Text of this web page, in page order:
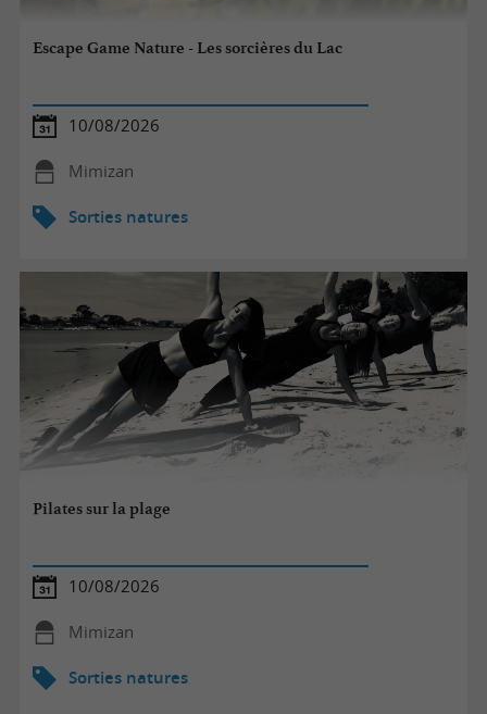
Escape Game Nature - Les sorcières du Lac
10/08/2026
Mimizan
Sorties natures
Pilates sur la plage
10/08/2026
Mimizan
Sorties natures